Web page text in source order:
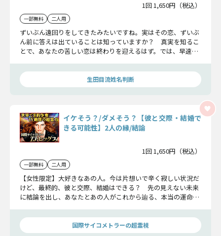
1回 1,650円（税込）
一部無料 二人用
ずいぶん遠回りをしてきたみたいですね。実はその恋、ずいぶ
ん前に答えは出ていることは知っていますか？ 真実を知るこ
とで、あなたの苦しい恋は終わりを迎えるはず。では、早速お
生田目流姓名判断
イケそう？/ダメそう？【彼と交際・結婚で
きる可能性】2人の縁/結論
1回 1,650円（税込）
一部無料 二人用
【女性限定】大好きなあの人。今は片想いで辛く寂しい状況だ
けど、最終的、彼と交際、結婚はできる？ 先の見えない未来
に結論を出し、あなたとあの人がこれから辿る、本当の運命を
国際サイコメトラーの超霊視